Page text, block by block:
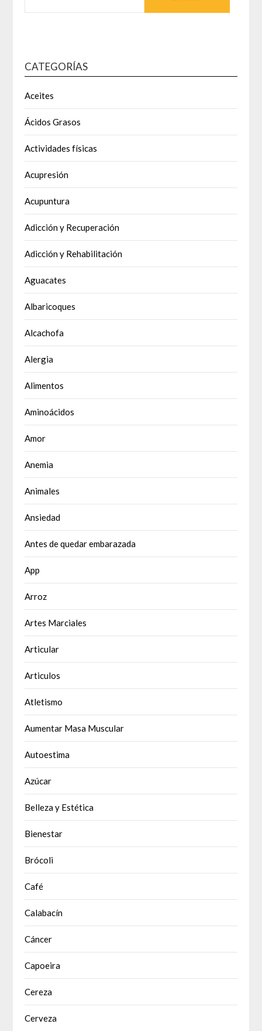
CATEGORÍAS
Aceites
Ácidos Grasos
Actividades físicas
Acupresión
Acupuntura
Adicción y Recuperación
Adicción y Rehabilitación
Aguacates
Albaricoques
Alcachofa
Alergia
Alimentos
Aminoácidos
Amor
Anemia
Animales
Ansiedad
Antes de quedar embarazada
App
Arroz
Artes Marciales
Articular
Articulos
Atletismo
Aumentar Masa Muscular
Autoestima
Azúcar
Belleza y Estética
Bienestar
Brócoli
Café
Calabacín
Cáncer
Capoeira
Cereza
Cerveza